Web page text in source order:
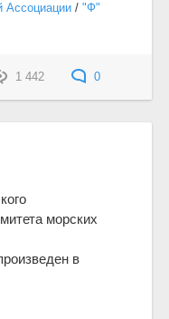
Ассоциации/ "Ф"
1 442 0
морских
в